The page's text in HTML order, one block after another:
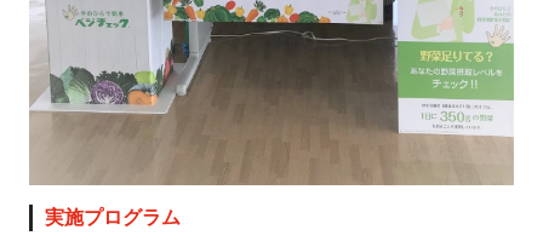
実施プログラム